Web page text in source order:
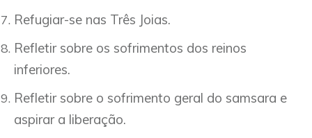
Refugiar-se nas Três Joias.
Refletir sobre os sofrimentos dos reinos
inferiores.
Refletir sobre o sofrimento geral do samsara e
aspirar a liberação.